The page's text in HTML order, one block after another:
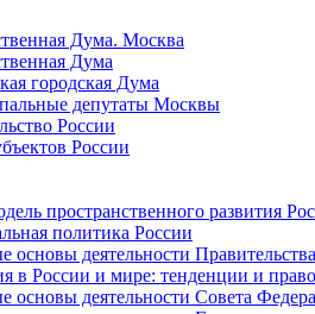
Дума. Москва
Дума
городская Дума
депутаты Москвы
России
России
пространственного развития
политика России
основы деятельности
в России и мире: тенденции и
основы деятельности Совета